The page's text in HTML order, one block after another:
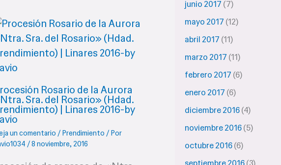
Rosario de la Aurora
Sra. del Rosario» (Hdad.
| Linares 2016-by
un comentario / Prendimiento / Por
/8 noviembre, 2016
junio 2017 (7)
mayo 2017 (12)
abril 2017 (11)
marzo 2017 (11)
febrero 2017 (6)
enero 2017 (6)
diciembre 2016(4)
noviembre 2016(5)
octubre 2016(6)